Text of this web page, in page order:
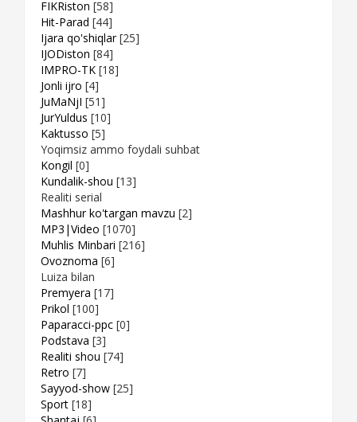
FIKRiston [58]
Hit-Parad [44]
Ijara qo'shiqlar [25]
IJODiston [84]
IMPRO-TK [18]
Jonli ijro [4]
JuMaNjI [51]
JurYuldus [10]
Kaktusso [5]
Yoqimsiz ammo foydali suhbat
Kongil [0]
Kundalik-shou [13]
Realiti serial
Mashhur ko'targan mavzu [2]
MP3|Video [1070]
Muhlis Minbari [216]
Ovoznoma [6]
Luiza bilan
Premyera [17]
Prikol [100]
Paparacci-ppc [0]
Podstava [3]
Realiti shou [74]
Retro [7]
Sayyod-show [25]
Sport [18]